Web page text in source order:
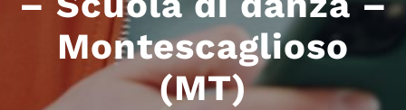
Montescaglioso
(MT)